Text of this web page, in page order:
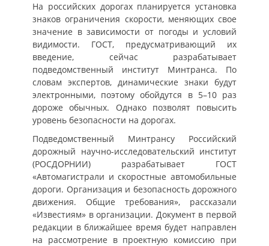
На российских дорогах планируется установка
знаков ограничения скорости, меняющих свое
значение в зависимости от погоды и условий
видимости. ГОСТ, предусматривающий их
введение, сейчас разрабатывает
подведомственный институт Минтранса. По
словам экспертов, динамические знаки будут
электронными, поэтому обойдутся в 5–10 раз
дороже обычных. Однако позволят повысить
уровень безопасности на дорогах.
Подведомственный Минтрансу Российский
дорожный научно-исследовательский институт
(РОСДОРНИИ) разрабатывает ГОСТ
«Автомагистрали и скоростные автомобильные
дороги. Организация и безопасность дорожного
движения. Общие требования», рассказали
«Известиям» в организации. Документ в первой
редакции в ближайшее время будет направлен
на рассмотрение в проектную комиссию при